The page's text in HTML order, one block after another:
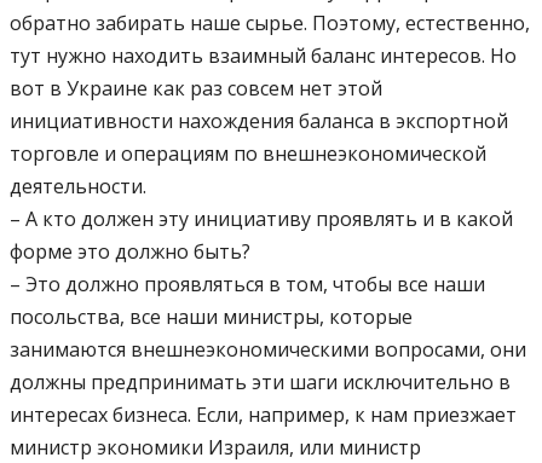
обратно забирать наше сырье. Поэтому, естественно,
тут нужно находить взаимный баланс интересов. Но
вот в Украине как раз совсем нет этой
инициативности нахождения баланса в экспортной
торговле и операциям по внешнеэкономической
деятельности.
– А кто должен эту инициативу проявлять и в какой
форме это должно быть?
– Это должно проявляться в том, чтобы все наши
посольства, все наши министры, которые
занимаются внешнеэкономическими вопросами, они
должны предпринимать эти шаги исключительно в
интересах бизнеса. Если, например, к нам приезжает
министр экономики Израиля, или министр